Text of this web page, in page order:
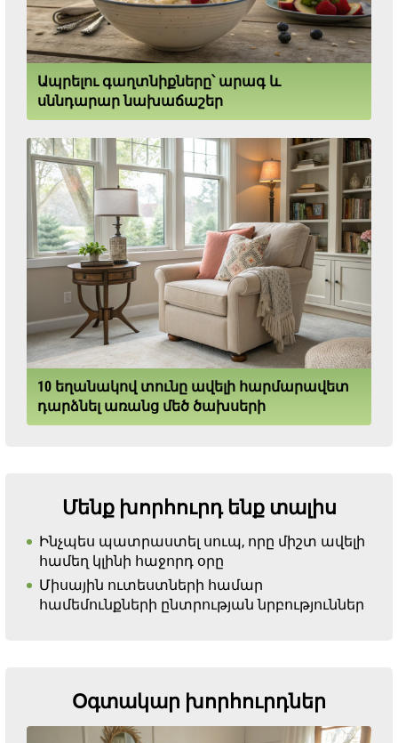
Ապրելու գաղտնիքները՝ արագ և
սննդարար նախաճաշեր
10 եղանակով տունը ավելի հարմարավետ
դարձնել առանց մեծ ծախսերի
Մենք խորհուրդ ենք տալիս
Ինչպես պատրաստել սուպ, որը միշտ ավելի
համեղ կլինի հաջորդ օրը
Միսային ուտեստների համար
համեմունքների ընտրության նրբություններ
Օգտակար խորհուրդներ